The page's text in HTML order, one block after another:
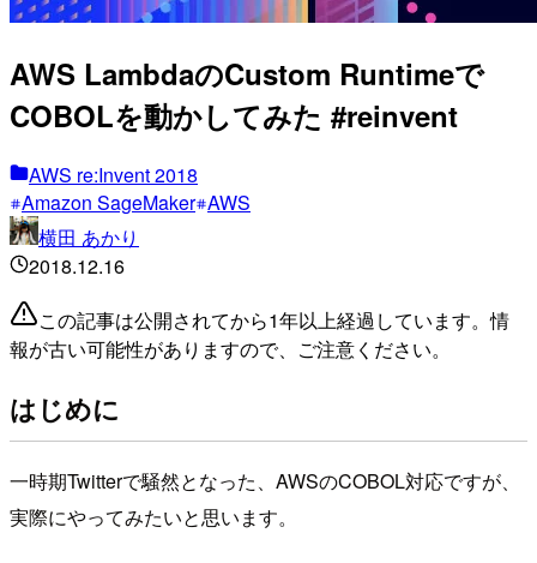
AWS LambdaのCustom Runtimeで
COBOLを動かしてみた #reinvent
AWS re:Invent 2018
Amazon SageMaker AWS
横田 あかり
2018.12.16
この記事は公開されてから1年以上経過しています。情
報が古い可能性がありますので、ご注意ください。
はじめに
一時期Twitterで騒然となった、AWSのCOBOL対応ですが、
実際にやってみたいと思います。